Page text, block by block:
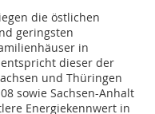
die östlichen
geringsten
in
dieser der
und Thüringen
sowie Sachsen-Anhalt
Energiekennwert in